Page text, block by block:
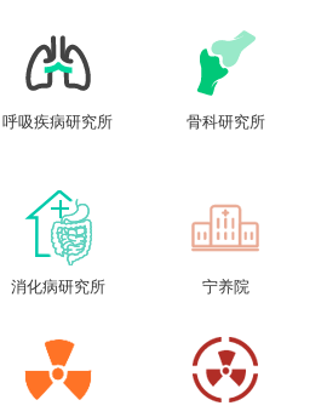
呼吸疾病研究所 骨科研究所
消化病研究所 宁养院